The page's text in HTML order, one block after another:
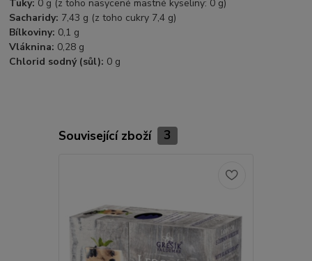
Tuky: 0 g (z toho nasycené mastné kyseliny: 0 g)
Sacharidy: 7,43 g (z toho cukry 7,4 g)
Bílkoviny: 0,1 g
Vláknina: 0,28 g
Chlorid sodný (sůl): 0 g
Související zboží 3